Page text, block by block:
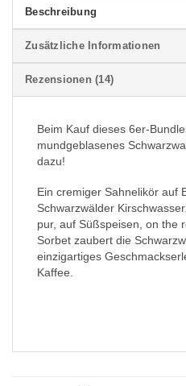
Beschreibung
Zusätzliche Informationen
Rezensionen (14)
Beim Kauf dieses 6er-
mundgeblasenes
dazu!
Ein cremiger Sahnelikör auf
Schwarzwälder
pur, auf Süßspeisen, on the
Sorbet zaubert die
einzigartiges
Kaffee.